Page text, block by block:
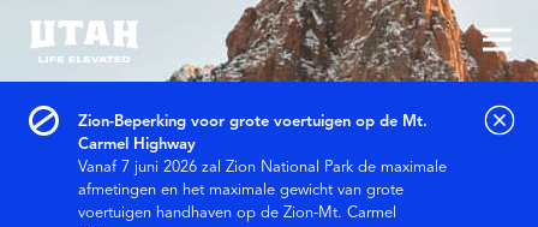
Zion-Beperking voor grote voertuigen op de Mt.
Carmel Highway
Vanaf 7 juni 2026 zal Zion National Park de maximale
afmetingen en het maximale gewicht van grote
voertuigen handhaven op de Zion-Mt. Carmel